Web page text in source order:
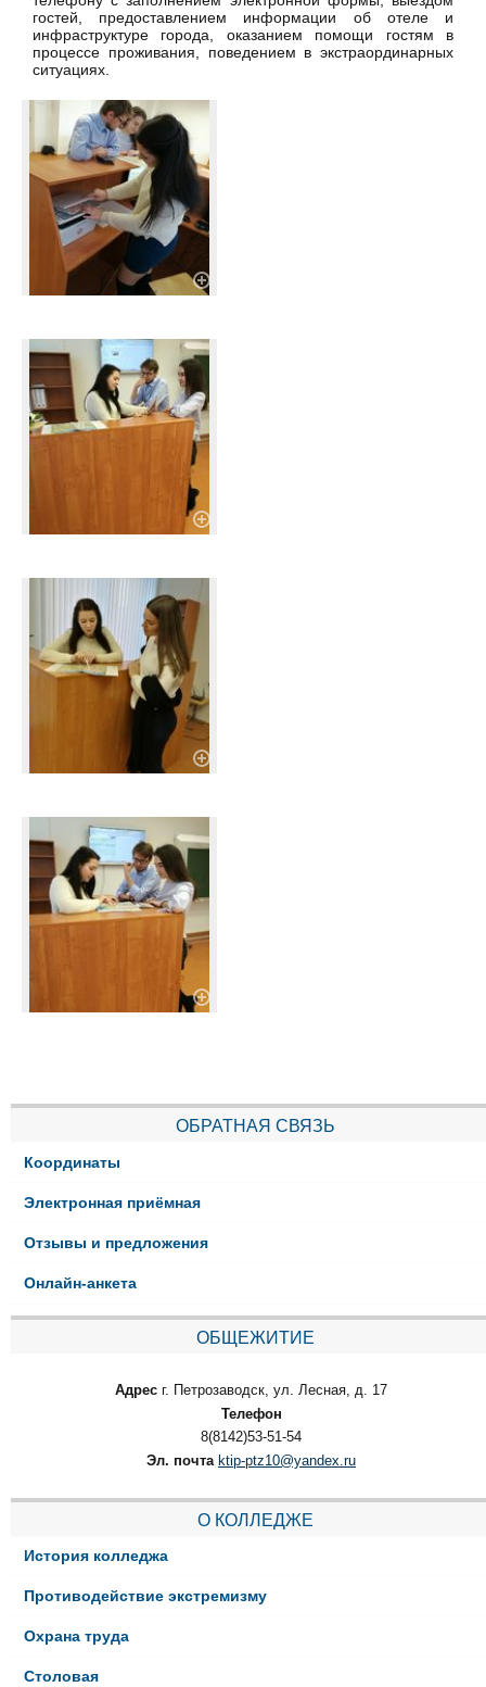
гостей, предоставлением информации об отеле и
инфраструктуре города, оказанием помощи гостям в
процессе проживания, поведением в экстраординарных
ситуациях.
ОБРАТНАЯ СВЯЗЬ
Координаты
Электронная приёмная
Отзывы и предложения
Онлайн-анкета
ОБЩЕЖИТИЕ
Адрес г. Петрозаводск, ул. Лесная, д. 17
Телефон
8(8142)53-51-54
Эл. почта ktip-ptz10@yandex.ru
О КОЛЛЕДЖЕ
История колледжа
Противодействие экстремизму
Охрана труда
Столовая